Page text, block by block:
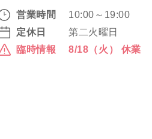
営業時間
10:00～19:00
定休日
第二火曜日
臨時情報
8/18（火） 休業